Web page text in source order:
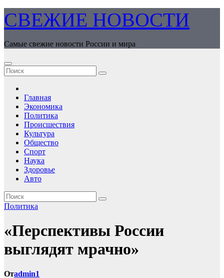
Перейти
к
содержимому
СВЕЖИЕ НОВОСТИ
Самые свежие новости России и мира
Главная
Экономика
Политика
Происшествия
Культура
Общество
Спорт
Наука
Здоровье
Авто
Политика
«Перспективы России
выглядят мрачно»
Отadmin1